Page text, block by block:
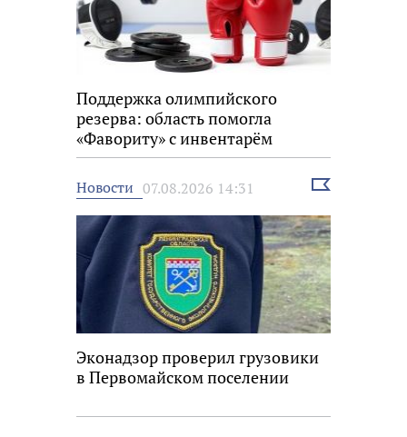
Поддержка олимпийского
резерва: область помогла
«Фавориту» с инвентарём
Новости 07.08.2026 14:31
Выбрать
Эконадзор проверил грузовики
в Первомайском поселении